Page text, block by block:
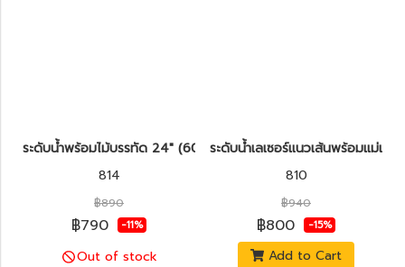
ระดับน้ำพร้อมไม้บรรทัด 24" (60cm) KAPRO รุ่น 814 Prolaser®
814
฿890
฿790 -11%
Out of stock
ระดับน้ำเลเซอร์แนวเส้นพร้อมแม่เห
810
฿940
฿800 -15%
Add to Cart